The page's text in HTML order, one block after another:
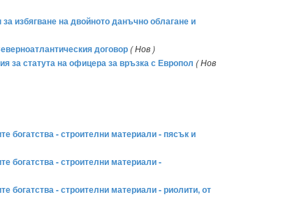
избягване на двойното данъчно облагане и
договор( Нов )
за статута на офицера за връзка с Европол ( Нов
богатства - строителни материали - пясък и
богатства - строителни материали -
богатства - строителни материали - риолити, от